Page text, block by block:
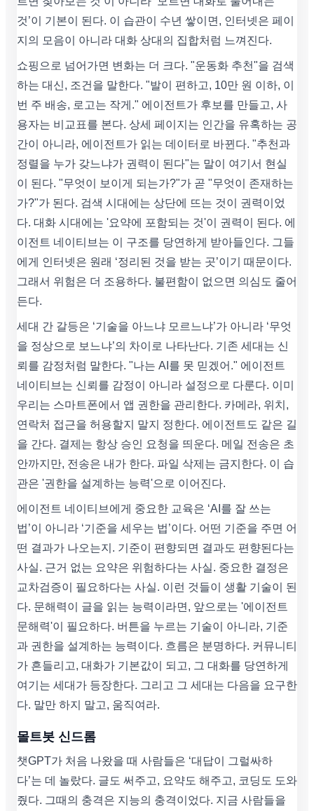
것’이 기본이 된다. 이 습관이 수년 쌓이면, 인터넷은 페이
지의 모음이 아니라 대화 상대의 집합처럼 느껴진다.
쇼핑으로 넘어가면 변화는 더 크다. "운동화 추천"을 검색
하는 대신, 조건을 말한다. "발이 편하고, 10만 원 이하, 이
번 주 배송, 로고는 작게." 에이전트가 후보를 만들고, 사
용자는 비교표를 본다. 상세 페이지는 인간을 유혹하는 공
간이 아니라, 에이전트가 읽는 데이터로 바뀐다. "추천과
정렬을 누가 갖느냐가 권력이 된다"는 말이 여기서 현실
이 된다. "무엇이 보이게 되는가?"가 곧 "무엇이 존재하는
가?"가 된다. 검색 시대에는 상단에 뜨는 것이 권력이었
다. 대화 시대에는 '요약에 포함되는 것'이 권력이 된다. 에
이전트 네이티브는 이 구조를 당연하게 받아들인다. 그들
에게 인터넷은 원래 ‘정리된 것을 받는 곳’이기 때문이다.
그래서 위험은 더 조용하다. 불편함이 없으면 의심도 줄어
든다.
세대 간 갈등은 ‘기술을 아느냐 모르느냐’가 아니라 ‘무엇
을 정상으로 보느냐’의 차이로 나타난다. 기존 세대는 신
뢰를 감정처럼 말한다. "나는 AI를 못 믿겠어." 에이전트
네이티브는 신뢰를 감정이 아니라 설정으로 다룬다. 이미
우리는 스마트폰에서 앱 권한을 관리한다. 카메라, 위치,
연락처 접근을 허용할지 말지 정한다. 에이전트도 같은 길
을 간다. 결제는 항상 승인 요청을 띄운다. 메일 전송은 초
안까지만, 전송은 내가 한다. 파일 삭제는 금지한다. 이 습
관은 '권한을 설계하는 능력'으로 이어진다.
에이전트 네이티브에게 중요한 교육은 ‘AI를 잘 쓰는
법’이 아니라 ‘기준을 세우는 법’이다. 어떤 기준을 주면 어
떤 결과가 나오는지. 기준이 편향되면 결과도 편향된다는
사실. 근거 없는 요약은 위험하다는 사실. 중요한 결정은
교차검증이 필요하다는 사실. 이런 것들이 생활 기술이 된
다. 문해력이 글을 읽는 능력이라면, 앞으로는 '에이전트
문해력'이 필요하다. 버튼을 누르는 기술이 아니라, 기준
과 권한을 설계하는 능력이다. 흐름은 분명하다. 커뮤니티
가 흔들리고, 대화가 기본값이 되고, 그 대화를 당연하게
여기는 세대가 등장한다. 그리고 그 세대는 다음을 요구한
다. 말만 하지 말고, 움직여라.
몰트봇 신드롬
챗GPT가 처음 나왔을 때 사람들은 ‘대답이 그럴싸하
다’는 데 놀랐다. 글도 써주고, 요약도 해주고, 코딩도 도와
줬다. 그때의 충격은 지능의 충격이었다. 지금 사람들을